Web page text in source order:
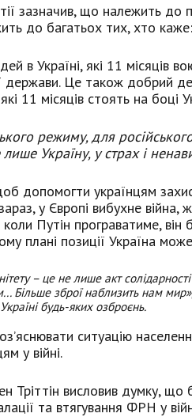
зазначив, що належить до
до багатьох тих, хто
в Україні, які 11 місяців
держави. Це також добрий
місяців стоять на боці
режиму, для
Україну, у страх і
допомогти українцям
у Європі вибухне війна,
Путін програватиме,
плані позиції Україна
– це не лише акт
Більше зброї наблизить нам
будь-яких озброєнь.
ситуацію
у війні.
висловив думку, що
та втягування ФРН у